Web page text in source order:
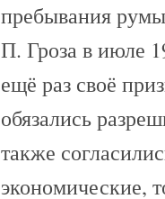
пребывания
П. Гроза в июле
ещё раз своё
обязались
также
экономические,